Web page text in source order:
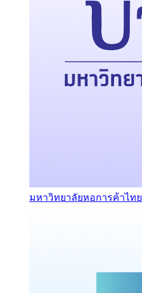
มหาวิทยาลัยหอการค้าไทย